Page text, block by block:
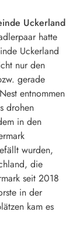
Uckerland
hatte
Uckerland
nur den
gerade
entnommen
drohen
in den
wurden,
die
seit 2018
in der
kam es